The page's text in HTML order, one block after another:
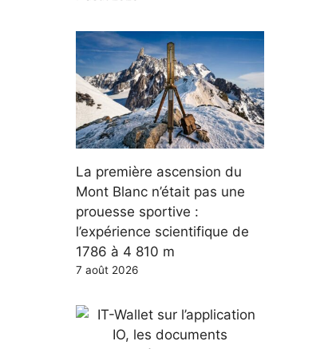
La première ascension du
Mont Blanc n’était pas une
prouesse sportive :
l’expérience scientifique de
1786 à 4 810 m
7 août 2026